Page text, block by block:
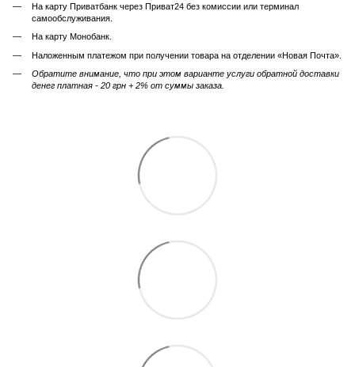
На карту Приватбанк через Приват24 без комиссии или терминал
самообслуживания.
На карту Монобанк.
Наложенным платежом при получении товара на отделении «Новая Почта».
Обратите внимание, что при этом варианте услуги обратной доставки
денег платная - 20 грн + 2% от суммы заказа.